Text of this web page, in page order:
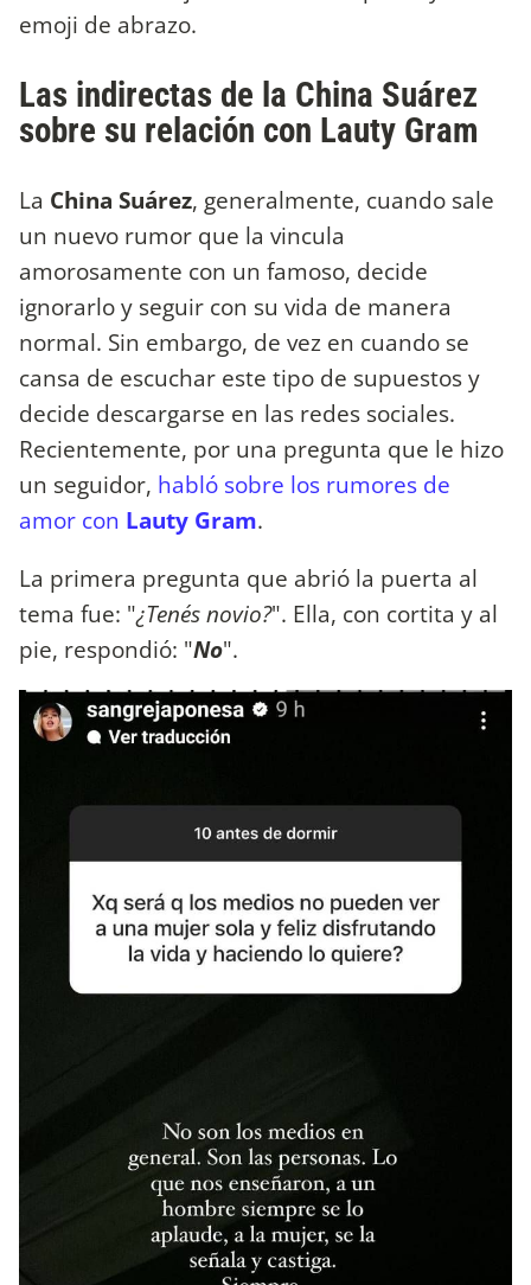
emoji de abrazo.
Las indirectas de la China Suárez
sobre su relación con Lauty Gram
La China Suárez, generalmente, cuando sale
un nuevo rumor que la vincula
amorosamente con un famoso, decide
ignorarlo y seguir con su vida de manera
normal. Sin embargo, de vez en cuando se
cansa de escuchar este tipo de supuestos y
decide descargarse en las redes sociales.
Recientemente, por una pregunta que le hizo
un seguidor, habló sobre los rumores de
amor con Lauty Gram.
La primera pregunta que abrió la puerta al
tema fue: "¿Tenés novio?". Ella, con cortita y al
pie, respondió: "No".